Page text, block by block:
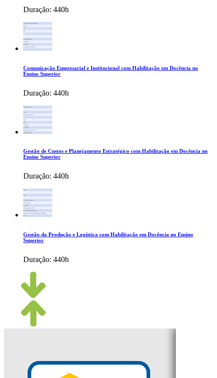
Duração: 440h
Comunicação Empresarial e Institucional com Habilitação em Docência no
Ensino Superior
Duração: 440h
Gestão de Custos e Planejamento Estratégico com Habilitação em Docência no
Ensino Superior
Duração: 440h
Gestão da Produção e Logística com Habilitação em Docência no Ensino
Superior
Duração: 440h